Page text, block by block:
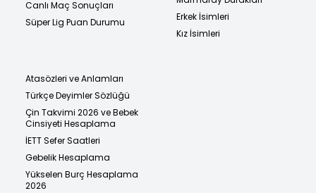
Canlı Maç Sonuçları
Süper Lig Puan Durumu
Erkek İsimleri
Kız İsimleri
Atasözleri ve Anlamları
Türkçe Deyimler Sözlüğü
Çin Takvimi 2026 ve Bebek
Cinsiyeti Hesaplama
İETT Sefer Saatleri
Gebelik Hesaplama
Yükselen Burç Hesaplama
2026